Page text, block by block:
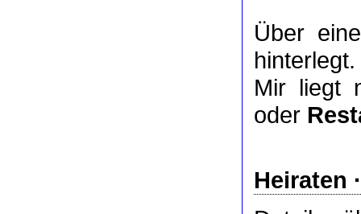
Über
hinterlegt.
Mir liegt
oder
Heiraten